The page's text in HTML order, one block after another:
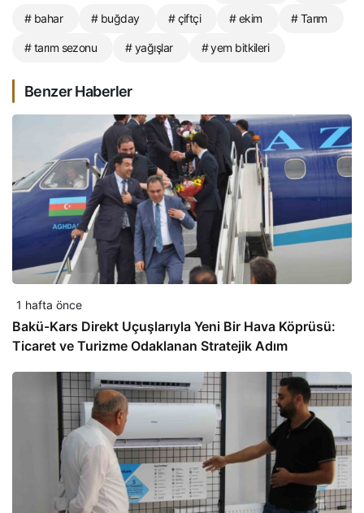
# bahar # buğday # çiftçi # ekim # Tarım
# tarım sezonu # yağışlar # yem bitkileri
Benzer Haberler
1 hafta önce
Bakü-Kars Direkt Uçuşlarıyla Yeni Bir Hava Köprüsü:
Ticaret ve Turizme Odaklanan Stratejik Adım